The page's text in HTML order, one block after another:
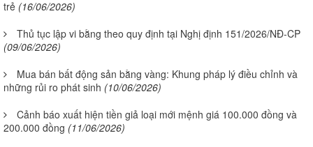
trẻ (16/06/2026)
Thủ tục lập vi bằng theo quy định tại Nghị định 151/2026/NĐ-CP
(09/06/2026)
Mua bán bất động sản bằng vàng: Khung pháp lý điều chỉnh và
những rủi ro phát sinh (10/06/2026)
Cảnh báo xuất hiện tiền giả loại mới mệnh giá 100.000 đồng và
200.000 đồng (11/06/2026)